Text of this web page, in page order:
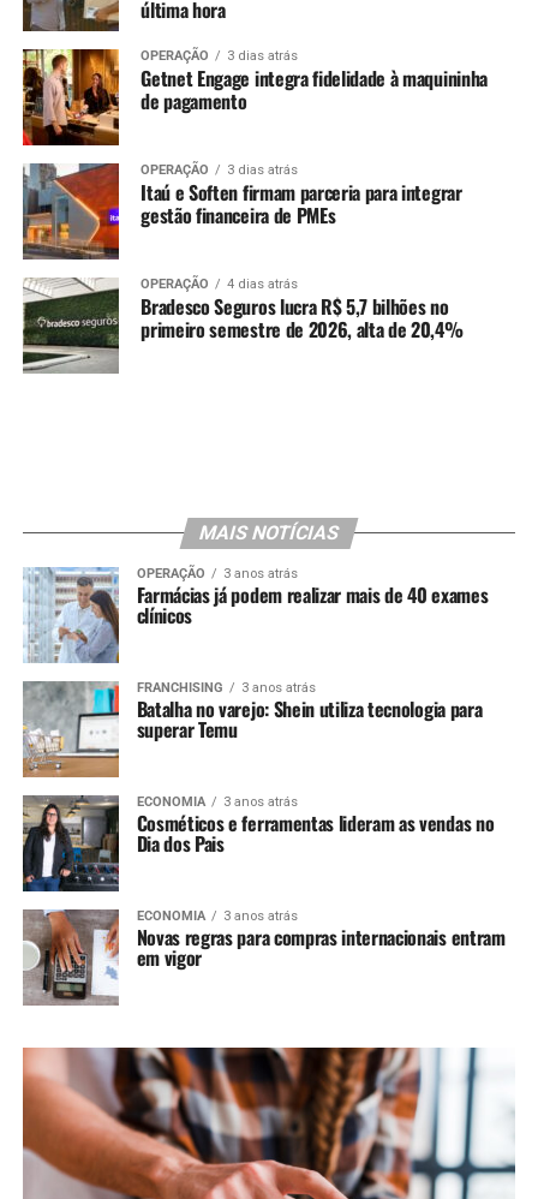
última hora
OPERAÇÃO 3 dias atrás
Getnet Engage integra fidelidade à maquininha
de pagamento
OPERAÇÃO 3 dias atrás
Itaú e Soften firmam parceria para integrar
gestão financeira de PMEs
OPERAÇÃO 4 dias atrás
Bradesco Seguros lucra R$ 5,7 bilhões no
primeiro semestre de 2026, alta de 20,4%
MAIS NOTÍCIAS
OPERAÇÃO 3 anos atrás
Farmácias já podem realizar mais de 40 exames
clínicos
FRANCHISING 3 anos atrás
Batalha no varejo: Shein utiliza tecnologia para
superar Temu
ECONOMIA 3 anos atrás
Cosméticos e ferramentas lideram as vendas no
Dia dos Pais
ECONOMIA 3 anos atrás
Novas regras para compras internacionais entram
em vigor